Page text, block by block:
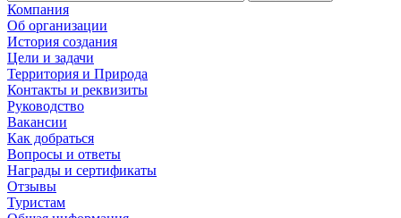
Компания
Об организации
История создания
Цели и задачи
Территория и Природа
Контакты и реквизиты
Руководство
Вакансии
Как добраться
Вопросы и ответы
Награды и сертификаты
Отзывы
Туристам